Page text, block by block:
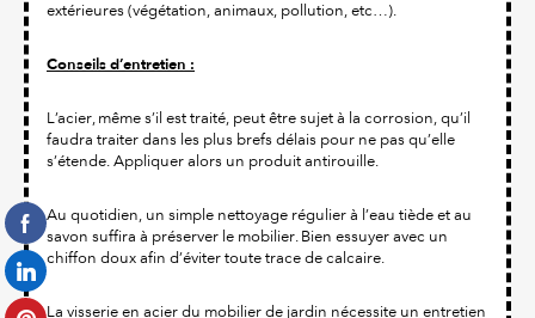
extérieures (végétation, animaux, pollution, etc…).
Conseils d’entretien :
L’acier, même s’il est traité, peut être sujet à la corrosion, qu’il
faudra traiter dans les plus brefs délais pour ne pas qu’elle
s’étende. Appliquer alors un produit antirouille.
Au quotidien, un simple nettoyage régulier à l’eau tiède et au
savon suffira à préserver le mobilier. Bien essuyer avec un
chiffon doux afin d’éviter toute trace de calcaire.
La visserie en acier du mobilier de jardin nécessite un entretien